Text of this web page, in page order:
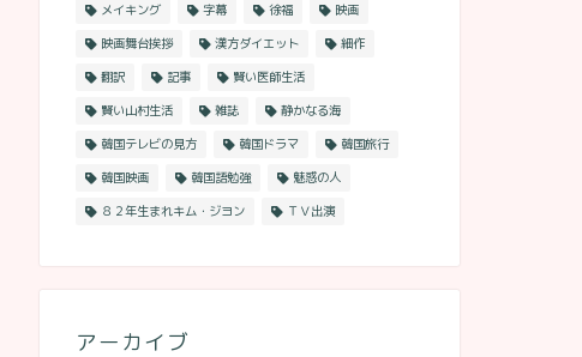
メイキング
字幕 徐福
映画
映画舞台挨拶
漢方ダイエット
細作
翻訳
記事
賢い医師生活
賢い山村生活
雑誌
静かなる海
韓国テレビの見方
韓国ドラマ
韓国旅行
韓国映画
韓国語勉強
魅惑の人
８２年生まれキム・ジヨン
ＴＶ出演
アーカイブ